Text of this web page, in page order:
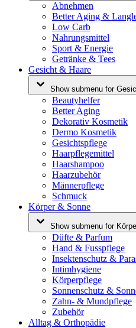
Abnehmen
Better Aging &
Low Carb
Nahrungsmittel
Sport & Energie
Getränke & Tees
Gesicht & Haare
Show submenu for
Beautyhelfer
Better Aging
Dekorativ Kosmetik
Dermo Kosmetik
Gesichtspflege
Haarpflegemittel
Haarshampoo
Haarzubehör
Männerpflege
Schmuck
Körper & Sonne
Show submenu for
Düfte & Parfum
Hand & Fusspflege
Insektenschutz &
Intimhygiene
Körperpflege
Sonnenschutz &
Zahn- & Mundpflege
Zubehör
Alltag & Orthopädie